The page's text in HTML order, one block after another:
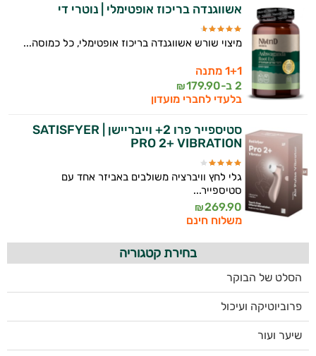
אשווגנדה בריכוז אופטימלי | נוטרי די
מיצוי שורש אשווגנדה בריכוז אופטימלי, כל כמוסה...
1+1 מתנה
2 ב-
179.90
₪
בלעדי לחברי מועדון
סטיספייר פרו 2+ וייבריישן | SATISFYER
PRO 2+ VIBRATION
גלי לחץ וויברציה משולבים באביזר אחד עם
סטיספייר...
269.90
₪
משלוח חינם
בחירת קטגוריה
הסלט של הבוקר
פרוביוטיקה ועיכול
שיער ועור